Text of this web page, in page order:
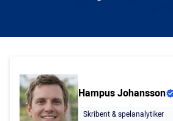
Hampus Johansson
Skribent & spelanalytiker